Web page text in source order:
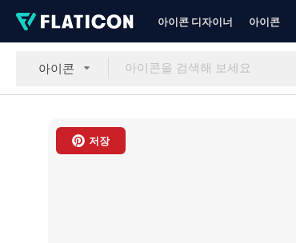
아이콘 디자이너 아이콘
아이콘
저장